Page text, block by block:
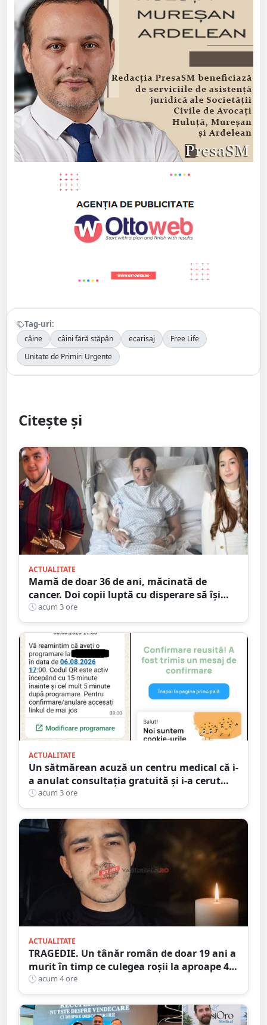
Tag-uri:
câine câini fără stăpân ecarisaj
Free Life
Unitate de Primiri Urgențe
Citește și
ACTUALITATE
Mamă de doar 36 de ani, măcinată de
cancer. Doi copii luptă cu disperare să își
salveze mama: „Nu o lăsați să se stingă”
acum 3 ore
ACTUALITATE
Un sătmărean acuză un centru medical că i-
a anulat consultația gratuită și i-a cerut
250 de lei pentru aceeași programare
acum 3 ore
ACTUALITATE
TRAGEDIE. Un tânăr român de doar 19 ani a
murit în timp ce culegea roșii la aproape 40
de grade Celsius,în Italia
acum 4 ore